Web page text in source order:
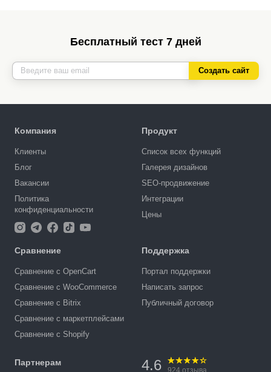
Бесплатный тест 7 дней
Создать сайт
Компания
Клиенты
Блог
Вакансии
Политика
конфиденциальности
Продукт
Список всех функций
Галерея дизайнов
SEO-продвижение
Интеграции
Цены
Сравнение
Сравнение с OpenCart
Сравнение с WooCommerce
Сравнение с Bitrix
Сравнение с маркетплейсами
Сравнение с Shopify
Поддержка
Портал поддержки
Написать запрос
Публичный договор
Партнерам 4.6 924 отзыва